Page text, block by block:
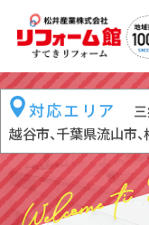
対応エリア
対応エリア
越谷市、千葉県流山市